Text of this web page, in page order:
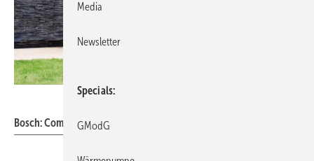
Bosch: Compress 5800i AW / 6800i AW.
Media
Newsletter
Specials
GModG